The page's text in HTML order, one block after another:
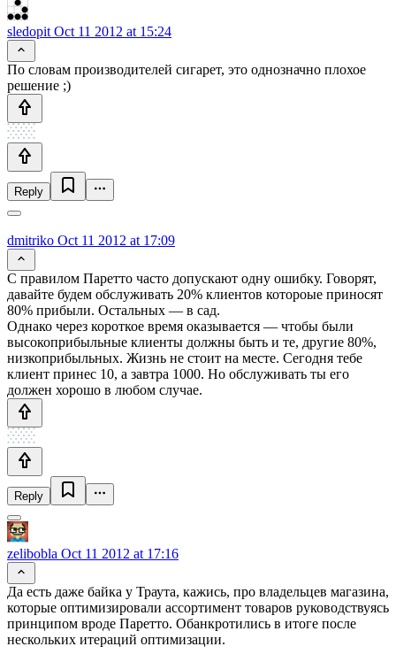
sledopit Oct 11 2012 at 15:24
По словам производителей сигарет, это однозначно плохое
решение ;)
Reply
dmitriko Oct 11 2012 at 17:09
С правилом Паретто часто допускают одну ошибку. Говорят,
давайте будем обслуживать 20% клиентов котороые приносят
80% прибыли. Остальных — в сад.
Однако через короткое время оказывается — чтобы были
высокоприбыльные клиенты должны быть и те, другие 80%,
низкоприбыльных. Жизнь не стоит на месте. Сегодня тебе
клиент принес 10, а завтра 1000. Но обслуживать ты его
должен хорошо в любом случае.
Reply
zelibobla Oct 11 2012 at 17:16
Да есть даже байка у Траута, кажись, про владельцев магазина,
которые оптимизировали ассортимент товаров руководствуясь
принципом вроде Паретто. Обанкротились в итоге после
нескольких итераций оптимизации.